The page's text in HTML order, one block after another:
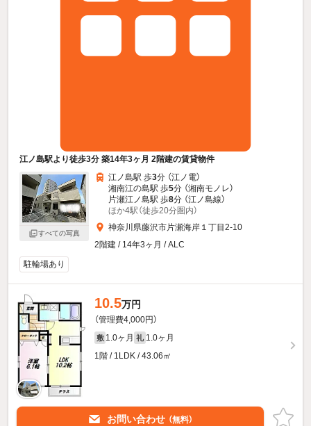
江ノ島駅より徒歩3分 築14年3ヶ月 2階建の賃貸物件
すべての写真
江ノ島駅 歩3分 （江ノ電）
湘南江の島駅 歩5分 （湘南モノレ）
片瀬江ノ島駅 歩8分 （江ノ島線）
ほか4駅（徒歩20分圏内）
神奈川県藤沢市片瀬海岸１丁目2-10
2階建 / 14年3ヶ月 / ALC
駐輪場あり
10.5万円
（管理費4,000円）
敷 1.0ヶ月 礼 1.0ヶ月
1階 / 1LDK / 43.06㎡
お問い合わせ （無料）